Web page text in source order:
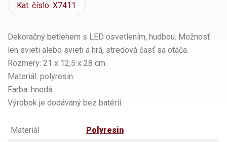
Kat. číslo: X7411
Dekoračný betlehem s LED osvetlením, hudbou. Možnosť
len svieti alebo svieti a hrá, stredová časť sa otáča.
Rozmery: 21 x 12,5 x 28 cm.
Materiál: polyresin.
Farba: hnedá.
Výrobok je dodávaný bez batérií
Materiál
Polyresin